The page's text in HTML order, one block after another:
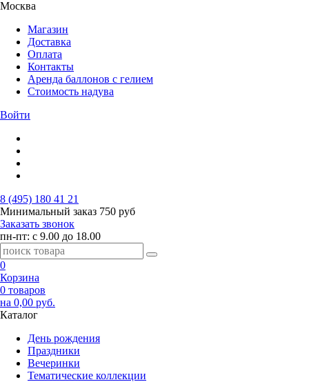
Москва
Магазин
Доставка
Оплата
Контакты
Аренда баллонов с гелием
Стоимость надува
Войти
8 (495) 180 41 21
Минимальный заказ 750 руб
Заказать звонок
пн-пт: с 9.00 до 18.00
0
Корзина
0 товаров
на 0,00 руб.
Каталог
День рождения
Праздники
Вечеринки
Тематические коллекции